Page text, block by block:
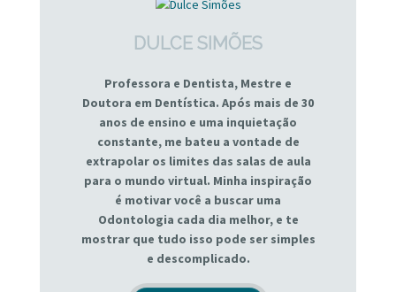
DULCE SIMÕES
Professora e Dentista, Mestre e
Doutora em Dentística. Após mais de 30
anos de ensino e uma inquietação
constante, me bateu a vontade de
extrapolar os limites das salas de aula
para o mundo virtual. Minha inspiração
é motivar você a buscar uma
Odontologia cada dia melhor, e te
mostrar que tudo isso pode ser simples
e descomplicado.